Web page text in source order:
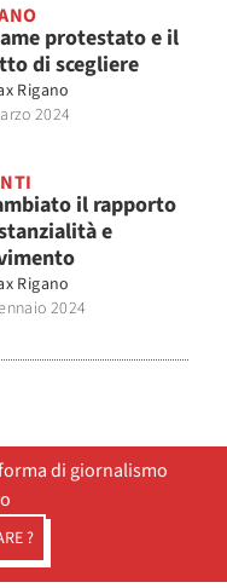
protestato e il
di scegliere
Rigano
2024
il rapporto
e
Rigano
2024
di giornalismo
?